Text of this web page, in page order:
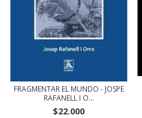
FRAGMENTAR EL MUNDO - JOSPE
RAFANELL I O...
$22.000